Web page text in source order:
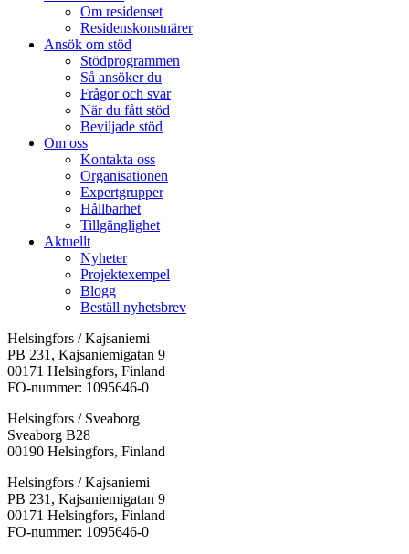
Om residenset
Residenskonstnärer
Ansök om stöd
Stödprogrammen
Så ansöker du
Frågor och svar
När du fått stöd
Beviljade stöd
Om oss
Kontakta oss
Organisationen
Expertgrupper
Hållbarhet
Tillgänglighet
Aktuellt
Nyheter
Projektexempel
Blogg
Beställ nyhetsbrev
Helsingfors / Kajsaniemi
PB 231, Kajsaniemigatan 9
00171 Helsingfors, Finland
FO-nummer: 1095646-0
Helsingfors / Sveaborg
Sveaborg B28
00190 Helsingfors, Finland
Facebook:
Öppnas
i
en
Instagram:
Öppnas
i
en
TikTok:
Öppnas
i
en
Youtube:
Öppnas
i
en
Vimeo:
Öppnas
i
en
Helsingfors / Kajsaniemi
PB 231, Kajsaniemigatan 9
00171 Helsingfors, Finland
FO-nummer: 1095646-0